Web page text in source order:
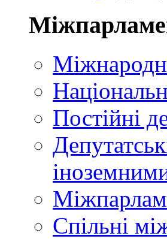
Постійні
Спільні